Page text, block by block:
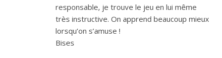
responsable, je trouve le jeu en lui même
très instructive. On apprend beaucoup mieux
lorsqu’on s’amuse !
Bises